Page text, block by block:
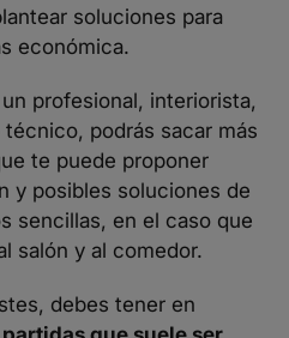
soluciones para
económica.
profesional, interiorista,
podrás sacar más
te puede proponer
y posibles soluciones de
sencillas, en el caso que
salón y al comedor.
debes tener en